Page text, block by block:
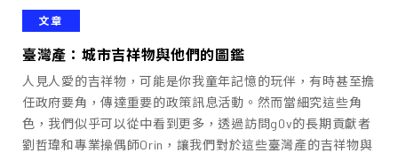
文章
臺灣產：城市吉祥物與他們的圖鑑
人見人愛的吉祥物，可能是你我童年記憶的玩伴，有時甚至擔
任政府要角，傳達重要的政策訊息活動。然而當細究這些角
色，我們似乎可以從中看到更多，透過訪問g0v的長期貢獻者
劉哲瑋和專業操偶師Orin，讓我們對於這些臺灣產的吉祥物與